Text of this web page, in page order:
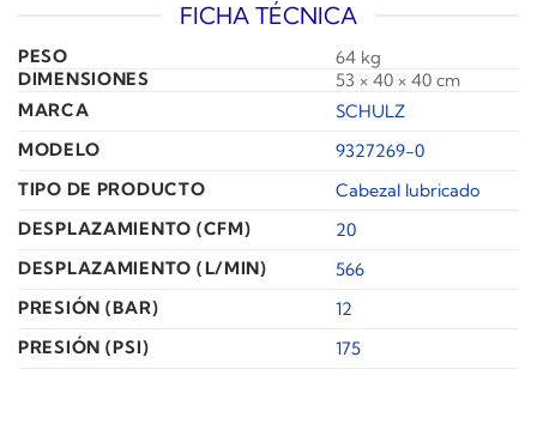
FICHA TÉCNICA
PESO
64 kg
DIMENSIONES
53 × 40 × 40 cm
MARCA
SCHULZ
MODELO
9327269-0
TIPO DE PRODUCTO
Cabezal lubricado
DESPLAZAMIENTO (CFM)
20
DESPLAZAMIENTO (L/MIN)
566
PRESIÓN (BAR)
12
PRESIÓN (PSI)
175